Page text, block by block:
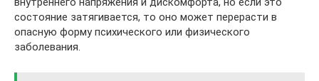
состояние затягивается, то оно может перерасти в
опасную форму психического или физического
заболевания.